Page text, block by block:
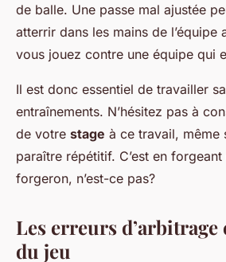
de balle. Une passe mal ajustée
atterrir dans les mains de l’équipe
vous jouez contre une équipe qui
Il est donc essentiel de travailler
entraînements. N’hésitez pas à
de votre stage à ce travail, même
paraître répétitif. C’est en forgeant
forgeron, n’est-ce pas?
Les erreurs d’arbitrage
du jeu